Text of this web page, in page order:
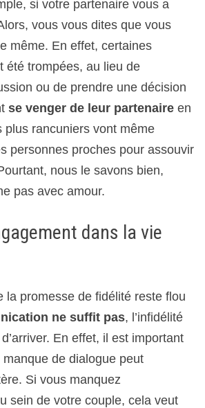
si votre partenaire vous a
vous vous dites que vous
même. En effet, certaines
été trompées, au lieu de
ou de prendre une décision
se venger de leur partenaireen
plus rancuniers vont même
personnes proches pour assouvir
nous le savons bien,
pas avec amour.
dans la vie
la promesse de fidélité reste flou
ne suffit pas, l’infidélité
En effet, il est important
manque de dialogue peut
Si vous manquez
sein de votre couple, cela veut